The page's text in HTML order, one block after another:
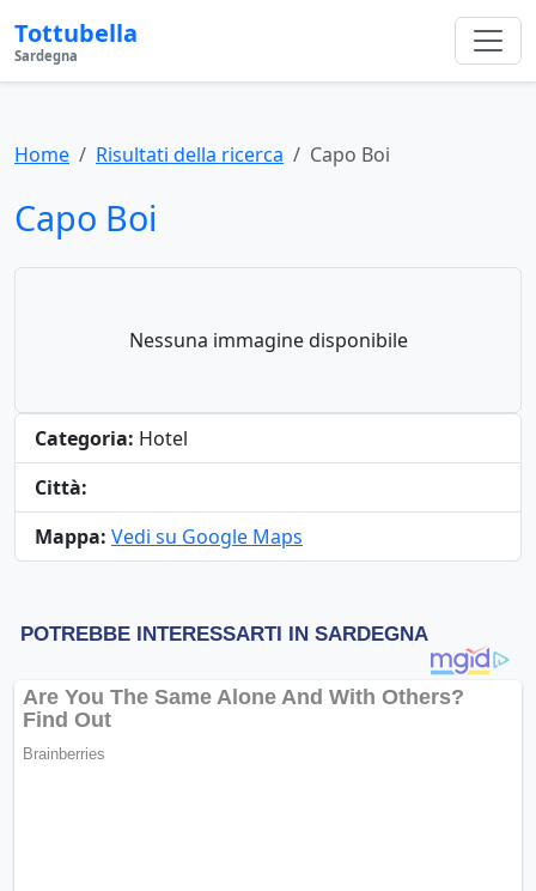
Tottubella
Sardegna
Home Risultati della ricerca Capo Boi
Capo Boi
Nessuna immagine disponibile
Categoria: Hotel
Città:
Mappa: Vedi su Google Maps